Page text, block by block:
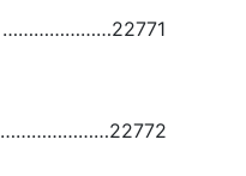
…………………22771
…………………22772